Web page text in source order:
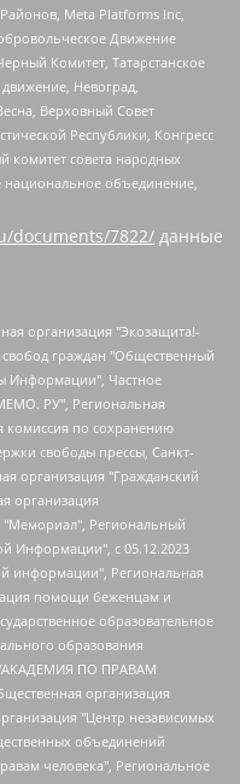
Meta Platforms Inc,
Движение
Комитет, Татарстанское
Невоград,
Верховный Совет
Республики, Конгресс
комитет совета народных
национальное объединение,
documents/7822/ данные
"Москоу диджитал медиа", с 26.01.2023 Общество с ограниченной ответственностью "Чайка Белые сады", Ветошкина Валерия Валерьевна, Заговора Максим Александрович, Межрегиональное общественное движение "Российская ЛГБТ - сеть", Оленичев Максим Владимирович, Павлов Иван Юрьевич, Скворцова Елена Сергеевна, Общество с ограниченной ответственностью "Как бы инагент", Кочетков Игорь Викторович, Общество с ограниченной ответственностью "Честные выборы", Еланчик Олег Александрович, Общество с ограниченной ответственностью "Нобелевский призыв", Гималова Регина Эмилевна, Григорьев Андрей Валерьевич, Григорьева Алина Александровна, Ассоциация по содействию защите прав призывников, альтернативнослужащих и военнослужащих "Правозащитная группа "Гражданин.Армия.Право", Хисамова Регина Фаритовна, Автономная некоммерческая организация по реализации социально-правовых программ "Лилит", Дальневосточное общественное движение "Маяк", Санкт-Петербургская ЛГБТ-инициативная группа "Выход", Инициативная группа ЛГБТ+ "Реверс", Алексеев Андрей Викторович, Бекбулатова Таисия Львовна, Беляев Иван Михайлович, Владыкина Елена Сергеевна, Гельман Марат Александрович, Никульшина Вероника Юрьевна, Толоконникова Надежда Андреевна, Шендерович Виктор Анатольевич, Общество с ограниченной ответственностью "Данное сообщение", Общество с ограниченной ответственностью Издательский дом "Новая глава", Айнбиндер Александра Александровна, Московский комьюнити-центр для ЛГБТ+инициатив, Благотворительный фонд развития филантропии, Deutsche Welle (Германия, Kurt-Schumacher-Strasse 3, 53113 Bonn), Борзунова Мария Михайловна, Воробьев Виктор Викторович, Голубева Анна Львовна, Константинова Алла Михайловна, Малкова Ирина Владимировна, Мурадов Мурад Абдулгалимович, Осетинская Елизавета Николаевна, Понасенков Евгений Николаевич, Ганапольский Матвей Юрьевич, Киселев Евгений Алексеевич, Борухович Ирина Григорьевна, Дремин Иван Тимофеевич, Дубровский Дмитрий Викторович, Красноярская региональная общественная организация поддержки и развития альтернативных образовательных технологий и межкультурных коммуникаций "ИНТЕРРА", Маяковская Екатерина Алексеевна, Фейгин Марк Захарович, Филимонов Андрей Викторович, Дзугкоева Регина Николаевна, Доброхотов Роман Александрович, Дудь Юрий Александрович, Елкин Сергей Владимирович, Кругликов Кирилл Игоревич, Сабунаева Мария Леонидовна, Семенов Алексей Владимирович, Шаинян Карен Багратович, Шульман Екатерина Михайловна, Асафьев Артур Валерьевич, Вахштайн Виктор Семенович, Венедиктов Алексей Алексеевич, Лушникова Екатерина Евгеньевна, Волков Леонид Михайлович, Невзоров Александр Глебович, Пархоменко Сергей Борисович, Сироткин Ярослав Николаевич, Кара-Мурза Владимир Владимирович, Баранова Наталья Владимировна, Гозман Леонид Яковлевич, Кагарлицкий Борис Юльевич, Климарев Михаил Валерьевич, Милов Владимир Станиславович, Автономная некоммерческая организация Краснодарский центр современного искусства "Типография", Моргенштерн Алишер Тагирович, Соболь Любовь Эдуардовна, Общество с ограниченной ответственностью "ЛИЗА НОРМ", Каспаров Гарри Кимович, Ходорковский Михаил Борисович, Общество с ограниченной ответственностью "Апрельские тезисы", Данилович Ирина Брониславовна, Кашин Олег Владимирович, Петров Николай Владимирович, Пивоваров Алексей Владимирович, Соколов Михаил Владимирович, Цветкова Юлия Владимировна, Чичваркин Евгений Александрович, Комитет против пыток/Команда против пыток, Общество с ограниченной ответственностью "Первый научный", Общество с ограниченной ответственностью "Вертолет и ко", Белоцерковская Вероника Борисовна, Кац Максим Евгеньевич, Лазарева Татьяна Юрьевна, Шаведдинов Руслан Табризович, Яшин Илья Валерьевич, Общество с ограниченной ответственностью "Иноагент ААВ", Алешковский Дмитрий Петрович, Альбац Евгения Марковна, Быков Дмитрий Львович, Галямина Юлия Евгеньевна, Лойко Сергей Леонидович, Мартынов Кирилл Константинович, Медведев Сергей Александрович, Крашенинников Федор Геннадиевич, Гордеева Катерина Вл